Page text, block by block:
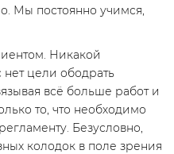
Мы постоянно учимся,
Никакой
нет цели ободрать
всё больше работ и
то, что необходимо
Безусловно,
колодок в поле зрения